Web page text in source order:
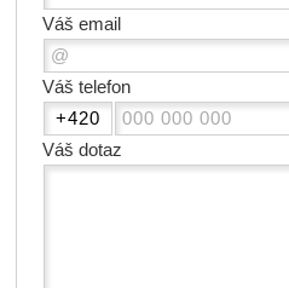
Váš email
Váš telefon
Váš dotaz